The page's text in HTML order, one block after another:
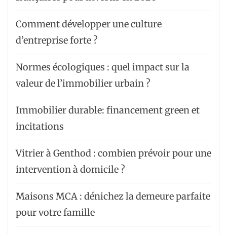
Comment développer une culture
d’entreprise forte ?
Normes écologiques : quel impact sur la
valeur de l’immobilier urbain ?
Immobilier durable: financement green et
incitations
Vitrier à Genthod : combien prévoir pour une
intervention à domicile ?
Maisons MCA : dénichez la demeure parfaite
pour votre famille